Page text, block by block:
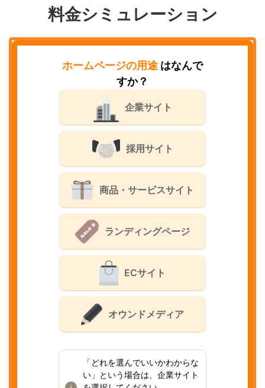
料金シミュレーション
ホームページの用途 はなんで
すか？
企業サイト
採用サイト
商品・サービスサイト
ランディングページ
ECサイト
オウンドメディア
「どれを選んでいいかわからな
い」という場合は、企業サイト